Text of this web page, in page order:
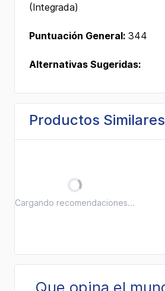
(Integrada)
Puntuación General: 344
Alternativas Sugeridas:
Productos Similares
Cargando recomendaciones...